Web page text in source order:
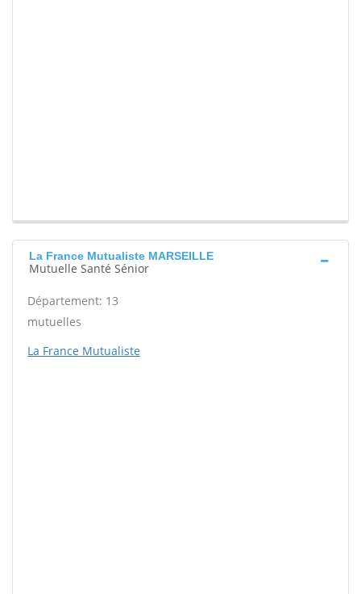
La France Mutualiste MARSEILLE
Mutuelle Santé Sénior
Département: 13
mutuelles
La France Mutualiste